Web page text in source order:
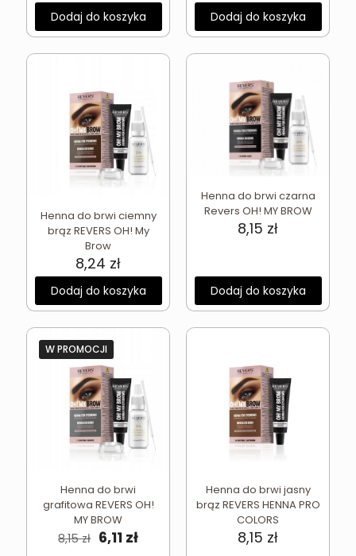
Dodaj do koszyka Dodaj do koszyka
Henna do brwi ciemny
brąz REVERS OH! My
Brow
8,24 zł
Dodaj do koszyka
Henna do brwi czarna
Revers OH! MY BROW
8,15 zł
Dodaj do koszyka
W PROMOCJI
Henna do brwi
grafitowa REVERS OH!
MY BROW
8,15zł Pierwotna
6,11 złAktualna
Henna do brwi jasny
brąz REVERS HENNA PRO
COLORS
8,15 zł